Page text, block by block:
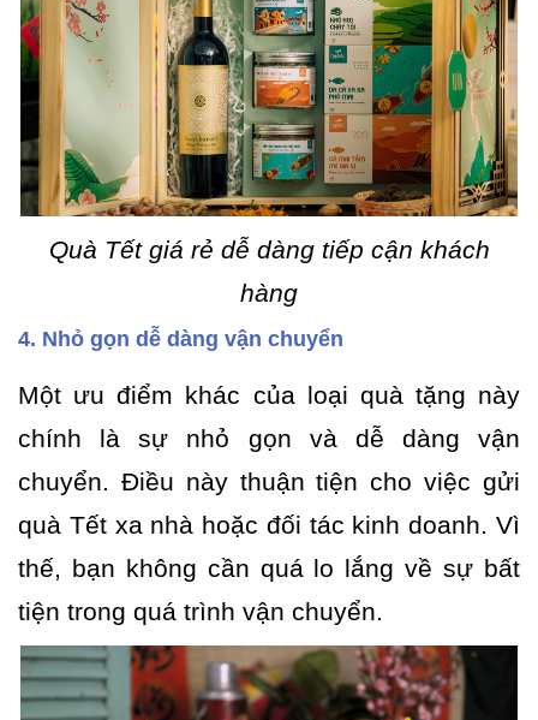
Quà Tết giá rẻ dễ dàng tiếp cận khách
hàng
4. Nhỏ gọn dễ dàng vận chuyển
Một ưu điểm khác của loại quà tặng này
chính là sự nhỏ gọn và dễ dàng vận
chuyển. Điều này thuận tiện cho việc gửi
quà Tết xa nhà hoặc đối tác kinh doanh. Vì
thế, bạn không cần quá lo lắng về sự bất
tiện trong quá trình vận chuyển.